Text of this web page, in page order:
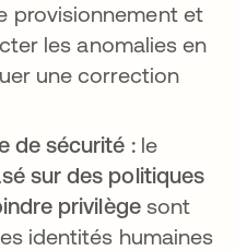
provisionnement et
les anomalies en
une correction
de sécurité :le
sur des politiques
privilègesont
identités humaines